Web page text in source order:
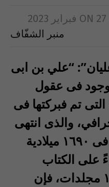
ON 27 فبراير 2023
منبر الشفّاف
“علي بن ابى
فى عقول
تم فبركتها فى
والذى انتهى
“المجلسي” من تأليفه فى ١٦٩٠ ميلادية
على الكتاب
، فإن